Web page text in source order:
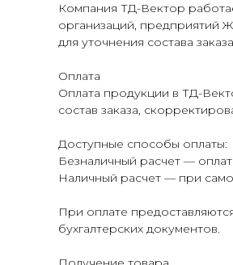
Компания ТД-Вектор
организаций, предприятий
для уточнения состава
Оплата
Оплата продукции в ТД-
состав заказа,
Доступные способы оплаты:
Безналичный расчет —
Наличный расчет — при
При оплате
бухгалтерских документов.